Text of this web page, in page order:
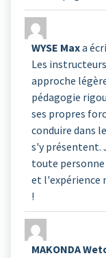
WYSE Maxa
Les
approche
pédagogie
ses propres
conduire dans
s'y présentent.
toute personne
et l'expérience
!
MAKONDA